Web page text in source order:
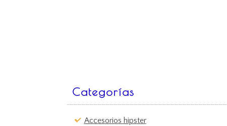
Categorías
Accesorios hipster